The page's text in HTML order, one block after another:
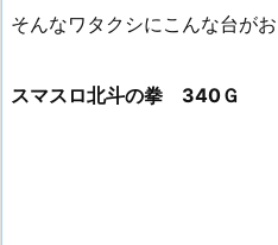
そんなワタクシにこんな台がお
スマスロ北斗の拳 340Ｇ